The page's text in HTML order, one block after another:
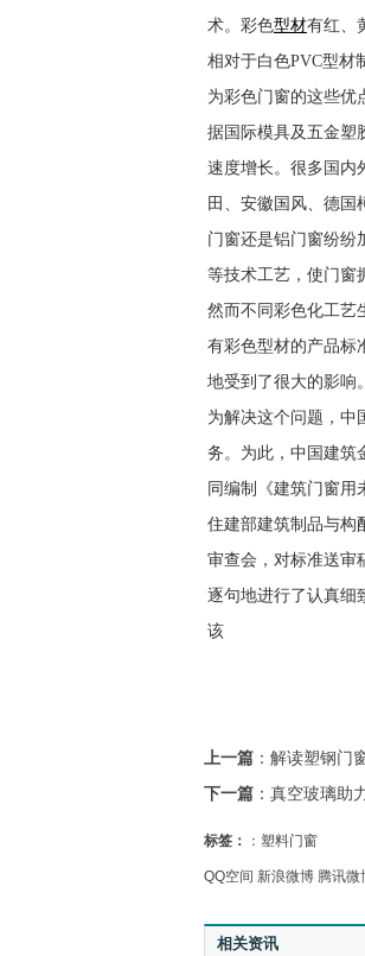
术。彩色型材有红、
相对于白色PVC型材
为彩色门窗的这些优
据国际模具及五金塑
速度增长。很多国内
田、安徽国风、德
门窗还是铝门窗纷纷
等技术工艺，使门窗
然而不同彩色化工艺
有彩色型材的产品标
地受到了很大的影响。
为解决这个问题，中
务。为此，中国建筑
同编制《建筑门窗用
住建部建筑制品与构
审查会，对标准送审
逐句地进行了认真细
该
上一篇 ： 解读塑钢门
下一篇 ： 真空玻璃助
标签： ： 塑料门窗
QQ空间 新浪微博 腾讯微
相关资讯